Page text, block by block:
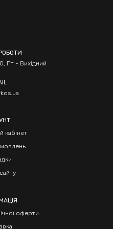
Пт - Вихідний
кабінет
оферти